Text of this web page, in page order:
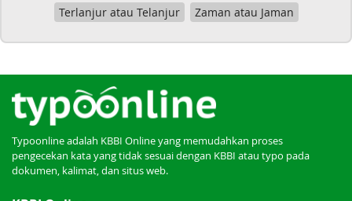
Terlanjur atau Telanjur
Zaman atau Jaman
Typoonline adalah KBBI Online yang memudahkan proses
pengecekan kata yang tidak sesuai dengan KBBI atau typo pada
dokumen, kalimat, dan situs web.